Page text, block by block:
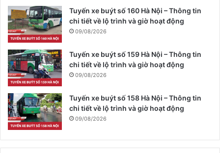
Tuyến xe buýt số 160 Hà Nội – Thông tin
chi tiết về lộ trình và giờ hoạt động
09/08/2026
Tuyến xe buýt số 159 Hà Nội – Thông tin
chi tiết về lộ trình và giờ hoạt động
09/08/2026
Tuyến xe buýt số 158 Hà Nội – Thông tin
chi tiết về lộ trình và giờ hoạt động
09/08/2026